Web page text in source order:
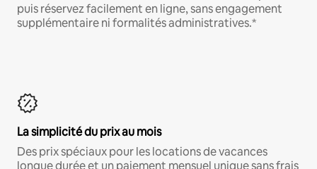
puis réservez facilement en ligne, sans engagement
supplémentaire ni formalités administratives.*
La simplicité du prix au mois
Des prix spéciaux pour les locations de vacances
longue durée et un paiement mensuel unique sans frais